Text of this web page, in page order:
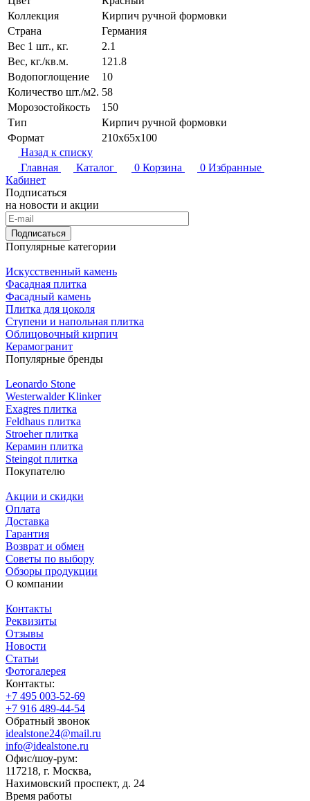
Коллекция
Кирпич ручной формовки
Страна
Германия
Вес 1 шт., кг.
2.1
Вес, кг./кв.м.
121.8
Водопоглощение
10
Количество шт./м2. 58
Морозостойкость
150
Тип
Кирпич ручной формовки
Формат
210x65x100
Назад к списку
Главная
Каталог 0 Корзина 0 Избранные
Кабинет
Подписаться
на новости и акции
Подписаться
Популярные категории
Искусственный камень
Фасадная плитка
Фасадный камень
Плитка для цоколя
Ступени и напольная плитка
Облицовочный кирпич
Керамогранит
Популярные бренды
Leonardo Stone
Westerwalder Klinker
Exagres плитка
Feldhaus плитка
Stroeher плитка
Керамин плитка
Steingot плитка
Покупателю
Акции и скидки
Оплата
Доставка
Гарантия
Возврат и обмен
Советы по выбору
Обзоры продукции
О компании
Контакты
Реквизиты
Отзывы
Новости
Статьи
Фотогалерея
Контакты:
+7 495 003-52-69
+7 916 489-44-54
Обратный звонок
idealstone24@mail.ru
info@idealstone.ru
Офис/шоу-рум:
117218, г. Москва,
Нахимовский проспект, д. 24
Время работы